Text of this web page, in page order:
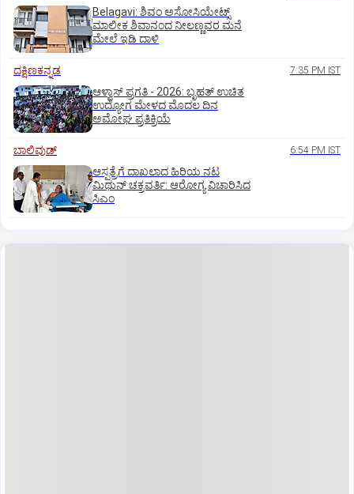
Belagavi: ಶಿವಂ ಅಸೋಸಿಯೇಟ್ಸ್
ಮಾಲೀಕ ಶಿವಾನಂದ ನೀಲಣ್ಣವರ ಮನೆ
ಮೇಲೆ ಇಡಿ‌ ದಾಳಿ
ದಕ್ಷಿಣಕನ್ನಡ 7:35 PM IST
ಆಳ್ವಾಸ್‌ ಪ್ರಗತಿ - 2026: ಬೃಹತ್ ಉಚಿತ
ಉದ್ಯೋಗ ಮೇಳದ ಮೊದಲ ದಿನ
ಅಮೋಘ ಪ್ರತಿಕ್ರಿಯೆ
ಬಾಲಿವುಡ್‌ 6:54 PM IST
ಆಸ್ಪತ್ರೆಗೆ ದಾಖಲಾದ ಹಿರಿಯ ನಟ
ಮಿಥುನ್ ಚಕ್ರವರ್ತಿ: ಆರೋಗ್ಯ ವಿಚಾರಿಸಿದ
ಸಿಎಂ